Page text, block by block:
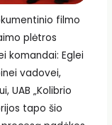
filmo
plėtros
komandai: Eglei
vadovei,
UAB „Kolibrio
tapo šio